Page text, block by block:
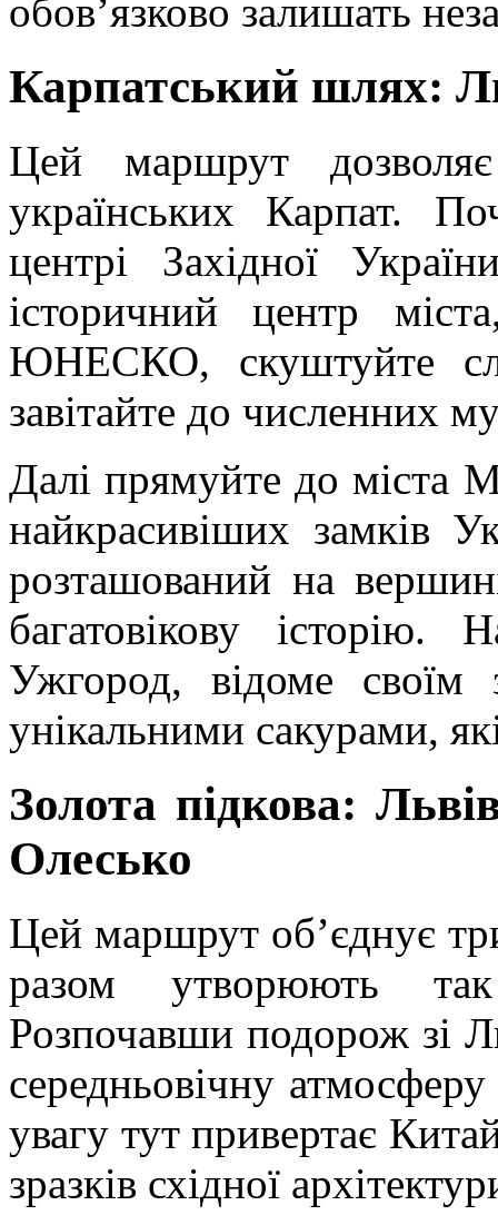
обов’язково залишать
Карпатський шлях:
Цей маршрут
українських Карпат.
центрі Західної
історичний центр
ЮНЕСКО, скуштуйте
завітайте до численних
Далі прямуйте до міста
найкрасивіших замків
розташований на
багатовікову
Ужгород, відоме своїм
унікальними сакурами,
Золота підкова:
Олесько
Цей маршрут об’єднує
разом утворюють
Розпочавши подорож зі
середньовічну
увагу тут привертає
зразків східної